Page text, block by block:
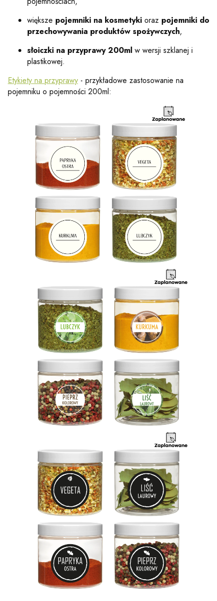
większe pojemniki na kosmetyki oraz pojemniki do
przechowywania produktów spożywczych,
słoiczki na przyprawy 200ml w wersji szklanej i
plastikowej.
Etykiety na przyprawy - przykładowe zastosowanie na
pojemniku o pojemności 200ml: